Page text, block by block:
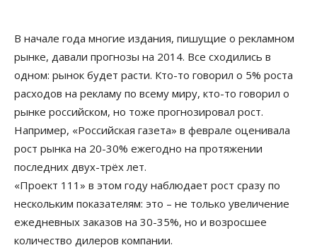
В начале года многие издания, пишущие о рекламном
рынке, давали прогнозы на 2014. Все сходились в
одном: рынок будет расти. Кто-то говорил о 5% роста
расходов на рекламу по всему миру, кто-то говорил о
рынке российском, но тоже прогнозировал рост.
Например, «Российская газета» в феврале оценивала
рост рынка на 20-30% ежегодно на протяжении
последних двух-трёх лет.
«Проект 111» в этом году наблюдает рост сразу по
нескольким показателям: это – не только увеличение
ежедневных заказов на 30-35%, но и возросшее
количество дилеров компании.